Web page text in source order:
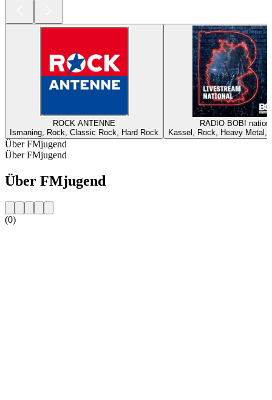
ROCK ANTENNE
Ismaning, Rock, Classic Rock, Hard Rock
RADIO BOB!
Kassel, Rock, Heavy Metal,
Über FMjugend
Über FMjugend
Über FMjugend
(0)